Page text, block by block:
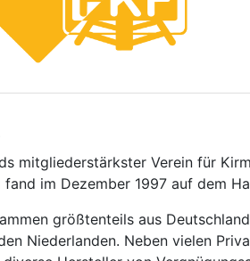
mitgliederstärkster Verein für
fand im Dezember 1997 auf dem
größtenteils aus
Niederlanden. Neben vielen